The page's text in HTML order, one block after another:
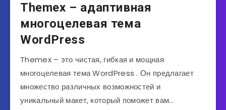
Themex – адаптивная
многоцелевая тема
WordPress
Themex – это чистая, гибкая и мощная
многоцелевая тема WordPress . Он предлагает
множество различных возможностей и
уникальный макет, который поможет вам…